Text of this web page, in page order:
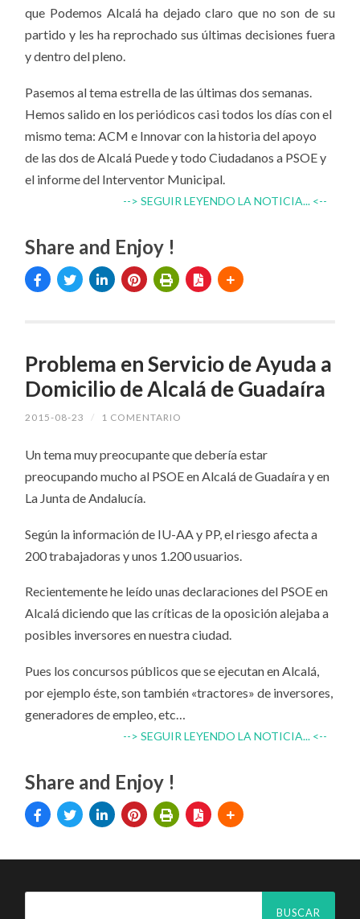
que Podemos Alcalá ha dejado claro que no son de su
partido y les ha reprochado sus últimas decisiones fuera
y dentro del pleno.
Pasemos al tema estrella de las últimas dos semanas.
Hemos salido en los periódicos casi todos los días con el
mismo tema: ACM e Innovar con la historia del apoyo
de las dos de Alcalá Puede y todo Ciudadanos a PSOE y
el informe del Interventor Municipal.
--> SEGUIR LEYENDO LA NOTICIA... <--
Share and Enjoy !
Problema en Servicio de Ayuda a
Domicilio de Alcalá de Guadaíra
2015-08-23 / 1 COMENTARIO
Un tema muy preocupante que debería estar
preocupando mucho al PSOE en Alcalá de Guadaíra y en
La Junta de Andalucía.
Según la información de IU-AA y PP, el riesgo afecta a
200 trabajadoras y unos 1.200 usuarios.
Recientemente he leído unas declaraciones del PSOE en
Alcalá diciendo que las críticas de la oposición alejaba a
posibles inversores en nuestra ciudad.
Pues los concursos públicos que se ejecutan en Alcalá,
por ejemplo éste, son también «tractores» de inversores,
generadores de empleo, etc…
--> SEGUIR LEYENDO LA NOTICIA... <--
Share and Enjoy !